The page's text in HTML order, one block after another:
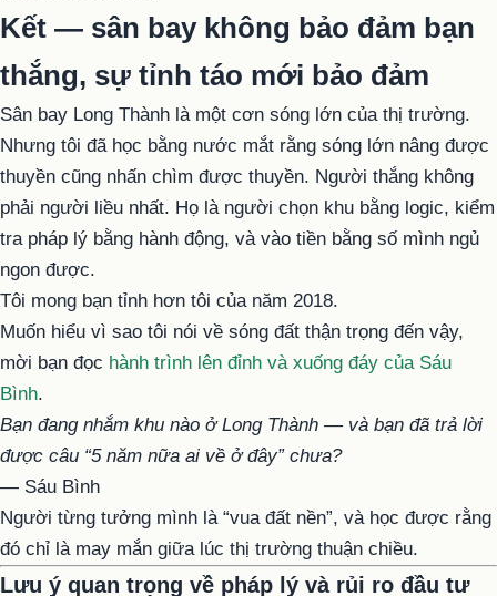
Kết — sân bay không bảo đảm bạn
thắng, sự tỉnh táo mới bảo đảm
Sân bay Long Thành là một cơn sóng lớn của thị trường.
Nhưng tôi đã học bằng nước mắt rằng sóng lớn nâng được
thuyền cũng nhấn chìm được thuyền. Người thắng không
phải người liều nhất. Họ là người chọn khu bằng logic, kiểm
tra pháp lý bằng hành động, và vào tiền bằng số mình ngủ
ngon được.
Tôi mong bạn tỉnh hơn tôi của năm 2018.
Muốn hiểu vì sao tôi nói về sóng đất thận trọng đến vậy,
mời bạn đọc hành trình lên đỉnh và xuống đáy của Sáu
Bình.
Bạn đang nhắm khu nào ở Long Thành — và bạn đã trả lời
được câu “5 năm nữa ai về ở đây” chưa?
— Sáu Bình
Người từng tưởng mình là “vua đất nền”, và học được rằng
đó chỉ là may mắn giữa lúc thị trường thuận chiều.
Lưu ý quan trọng về pháp lý và rủi ro đầu tư